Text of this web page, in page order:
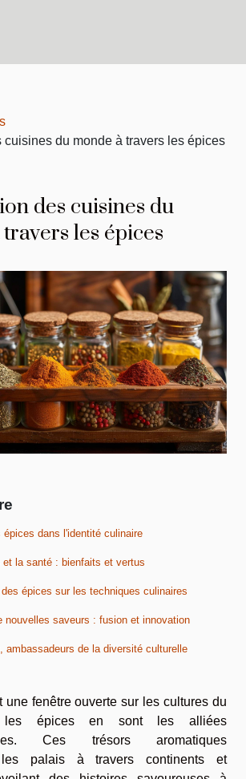
cuisines du monde à travers les épices
des cuisines du
les épices
épices dans l'identité culinaire
et la santé : bienfaits et vertus
des épices sur les techniques culinaires
nouvelles saveurs : fusion et innovation
ambassadeurs de la diversité culturelle
une fenêtre ouverte sur les cultures du
les épices en sont les alliées
Ces trésors aromatiques
les palais à travers continents et